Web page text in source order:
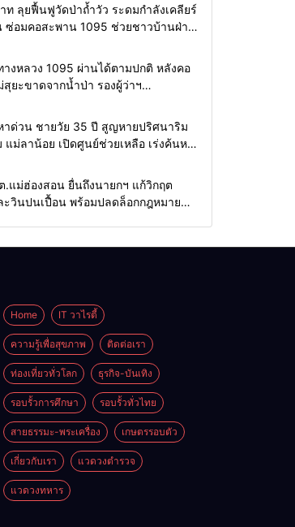
Home แวดวงทหาร
ท ลุยฟื้นฟูวัดป่าถ้ำวัว ระดมกำลังเคลียร์
ซ่อมคอสะพาน 1095 ช่วยชาวบ้านฝ่า
Home รอบรั้วทั่วไทย
างหลวง 1095 ผ่านได้ตามปกติ หลังคอ
ยะขาดจากน้ำป่า รองผู้ว่าฯ
Home รอบรั้วทั่วไทย
าด่วน ชายวัย 35 ปี สูญหายปริศนาริม
แม่ลาน้อย เปิดศูนย์ช่วยเหลือ เร่งค้นหา
Home รอบรั้วทั่วไทย
.แม่ฮ่องสอน ยื่นถึงนายกฯ แก้วิกฤต
วินปนเปื้อน พร้อมปลดล็อกกฎหมาย
Home IT วาไรตี้
ความรู้เพื่อสุขภาพ ติดต่อเรา
ท่องเที่ยวทั่วโลก ธุรกิจ-บันเทิง
รอบรั้วการศึกษา รอบรั้วทั่วไทย
สายธรรมะ-พระเครื่อง เกษตรรอบตัว
เกี่ยวกับเรา แวดวงตำรวจ
แวดวงทหาร